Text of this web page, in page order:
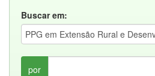
Buscar em:
por